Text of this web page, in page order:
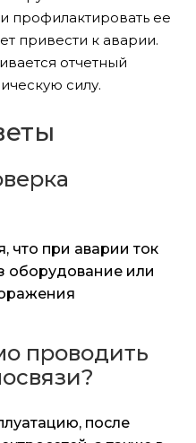
профилактировать ее
привести к аварии.
отчетный
силу.
что при аварии ток
оборудование или
проводить
после